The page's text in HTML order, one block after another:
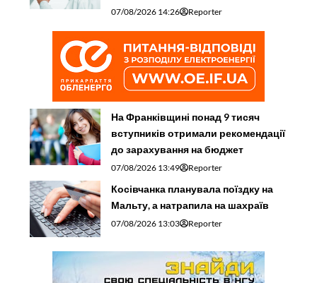
07/08/2026 14:26 Reporter
На Франківщині понад 9 тисяч
вступників отримали рекомендації
до зарахування на бюджет
07/08/2026 13:49 Reporter
Косівчанка планувала поїздку на
Мальту, а натрапила на шахраїв
07/08/2026 13:03 Reporter